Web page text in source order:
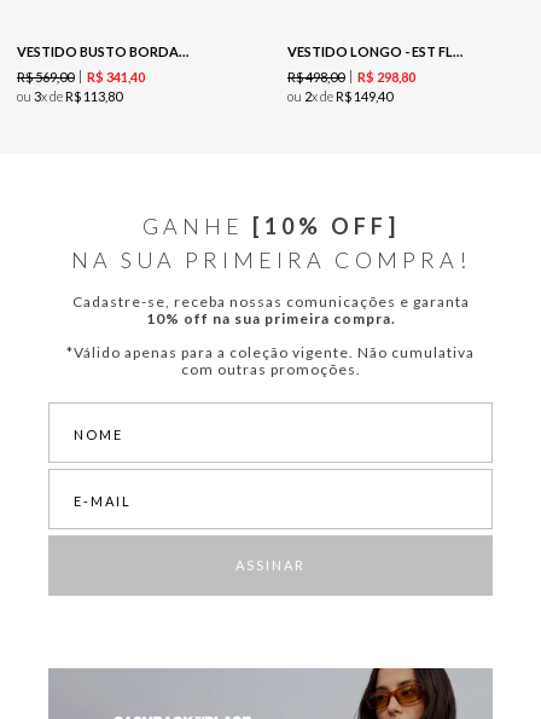
VESTIDO BUSTO BORDADO - VINHO
R$569,00 R$ 341 40
ou 3x deR$ 113 80
VESTIDO LONGO - EST FLORAL FOLK
R$498,00 R$ 29880
ou 2x deR$ 14940
GANHE
[10% OFF]
NA SUA PRIMEIRA COMPRA!
Cadastre-se, receba nossas comunicações e garanta
10% off na sua primeira compra.
*Válido apenas para a coleção vigente. Não cumulativa
com outras promoções.
ASSINAR